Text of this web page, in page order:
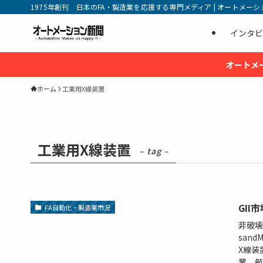
1975年創刊 日本のFA・製造業を応援する専門メディア | オートメー
インタ
オートメ
ホーム 工業用X線装置
工業用X線装置 – tag –
FA自動化・製造業市況 GII
非破
X線装